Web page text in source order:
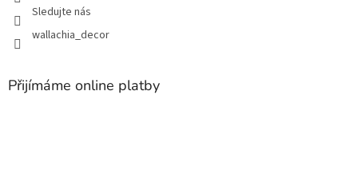
Sledujte nás
wallachia_decor
Přijímáme online platby